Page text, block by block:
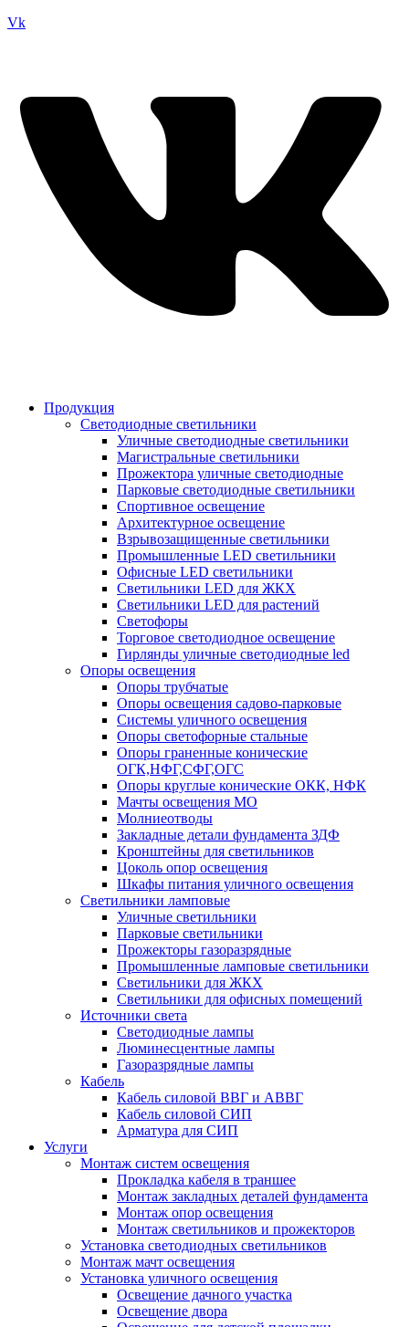
Vk
Продукция
Светодиодные светильники
Уличные светодиодные светильники
Магистральные светильники
Прожектора уличные светодиодные
Парковые светодиодные светильники
Спортивное освещение
Архитектурное освещение
Взрывозащищенные светильники
Промышленные LED светильники
Офисные LED светильники
Cветильники LED для ЖКХ
Светильники LED для растений
Светофоры
Торговое светодиодное освещение
Гирлянды уличные светодиодные led
Опоры освещения
Опоры трубчатые
Опоры освещения садово-парковые
Системы уличного освещения
Опоры светофорные стальные
Опоры граненные конические
ОГК,НФГ,СФГ,ОГС
Опоры круглые конические ОКК, НФК
Мачты освещения МО
Молниеотводы
Закладные детали фундамента ЗДФ
Кронштейны для светильников
Цоколь опор освещения
Шкафы питания уличного освещения
Светильники ламповые
Уличные светильники
Парковые светильники
Прожекторы газоразрядные
Промышленные ламповые светильники
Светильники для ЖКХ
Светильники для офисных помещений
Источники света
Светодиодные лампы
Люминесцентные лампы
Газоразрядные лампы
Кабель
Кабель силовой ВВГ и АВВГ
Кабель силовой СИП
Арматура для СИП
Услуги
Монтаж систем освещения
Прокладка кабеля в траншее
Монтаж закладных деталей фундамента
Монтаж опор освещения
Монтаж светильников и прожекторов
Установка светодиодных светильников
Монтаж мачт освещения
Установка уличного освещения
Освещение дачного участка
Освещение двора